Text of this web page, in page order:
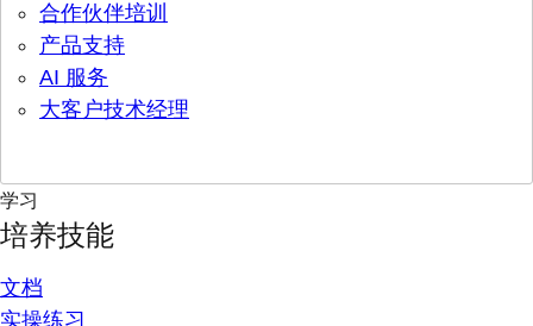
合作伙伴培训
产品支持
AI 服务
大客户技术经理
学习
培养技能
文档
实操练习